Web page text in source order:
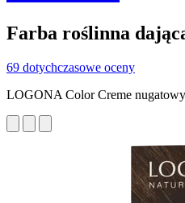
Farba roślinna
69 dotychczasowe oceny
LOGONA Color Creme